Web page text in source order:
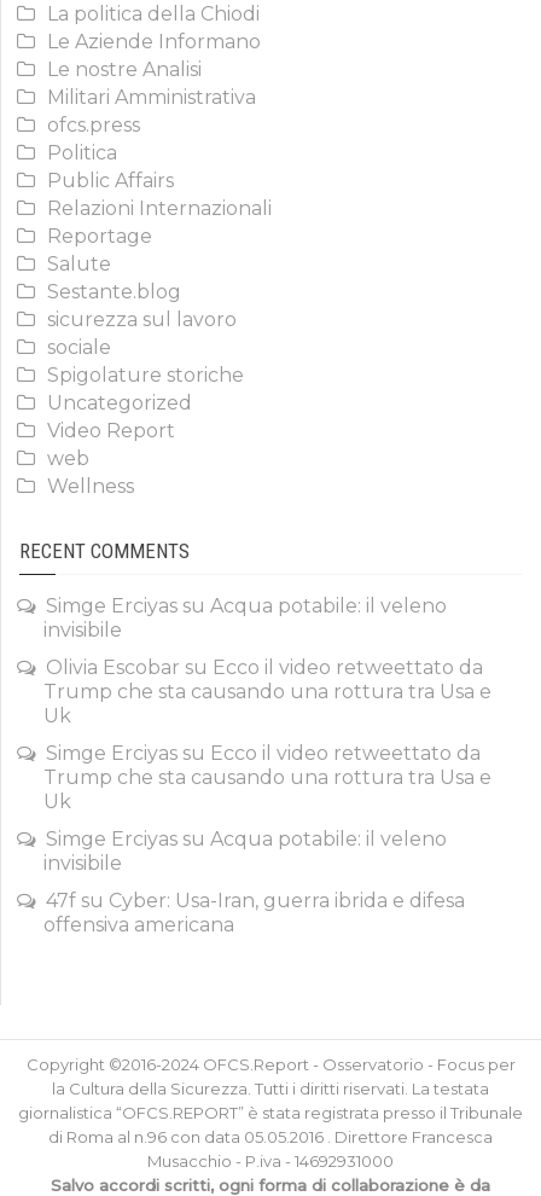
La politica della Chiodi
Le Aziende Informano
Le nostre Analisi
Militari Amministrativa
ofcs.press
Politica
Public Affairs
Relazioni Internazionali
Reportage
Salute
Sestante.blog
sicurezza sul lavoro
sociale
Spigolature storiche
Uncategorized
Video Report
web
Wellness
RECENT COMMENTS
Simge Erciyas su Acqua potabile: il veleno
invisibile
Olivia Escobar su Ecco il video retweettato da
Trump che sta causando una rottura tra Usa e
Uk
Simge Erciyas su Ecco il video retweettato da
Trump che sta causando una rottura tra Usa e
Uk
Simge Erciyas su Acqua potabile: il veleno
invisibile
47f su Cyber: Usa-Iran, guerra ibrida e difesa
offensiva americana
Copyright ©2016-2024 OFCS.Report - Osservatorio - Focus per
la Cultura della Sicurezza. Tutti i diritti riservati. La testata
giornalistica “OFCS.REPORT” è stata registrata presso il Tribunale
di Roma al n.96 con data 05.05.2016 . Direttore Francesca
Musacchio - P.iva - 14692931000
Salvo accordi scritti, ogni forma di collaborazione è da